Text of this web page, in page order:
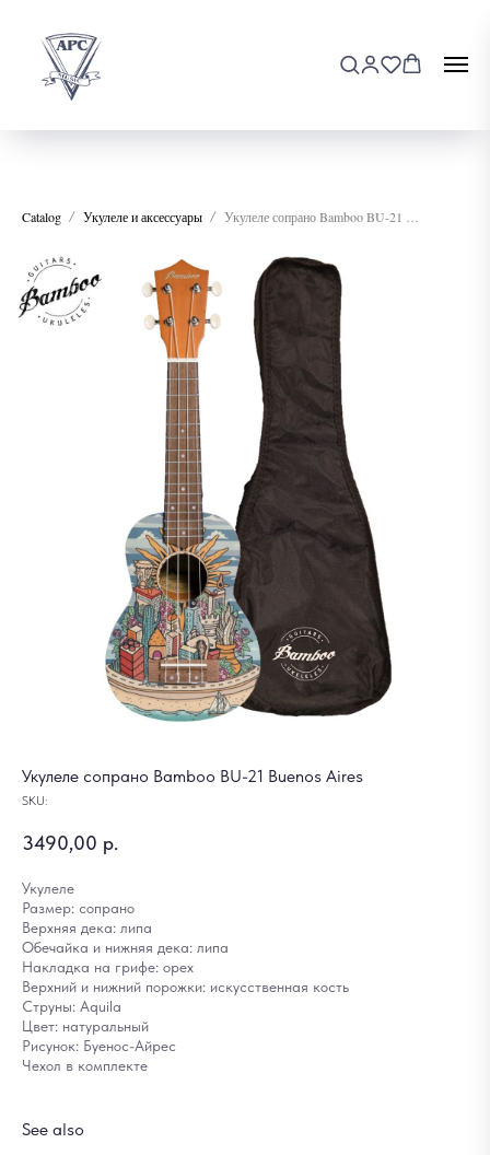
Catalog Укулеле и аксессуары
Укулеле сопрано Bamboo BU-21 Buenos Aires
SKU:
3490,00 р.
Укулеле
Размер: сопрано
Верхняя дека: липа
Обечайка и нижняя дека: липа
Накладка на грифе: орех
Верхний и нижний порожки: искусственная кость
Струны: Aquila
Цвет: натуральный
Рисунок: Буенос-Айрес
Чехол в комплекте
See also